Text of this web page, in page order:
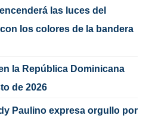
las luces del
los colores de la bandera
la República Dominicana
de 2026
Paulino expresa orgullo por